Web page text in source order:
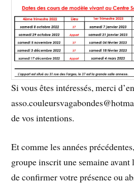
Si vous êtes intéressés, merci
de vos intentions.
Et comme les années
groupe inscrit une semaine avant
de confirmer votre présence ou